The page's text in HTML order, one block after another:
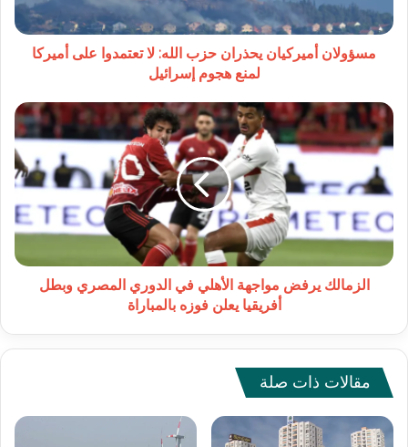
على
أميركا
لمنعمسؤولان أميركيان يحذران حزب الله: لا تعتمدوا على أميركا
لمنع هجوم إسرائيل
الزمالك
يرفض
مواجهة
الأهلي
في
المصري
وبطل
أفريقيا
الزمالك يرفض مواجهة الأهلي في الدوري المصري وبطل
أفريقيا يعلن فوزه بالمباراة
مقالات ذات صلة